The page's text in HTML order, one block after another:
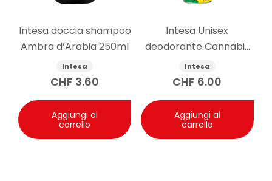
Intesa doccia shampoo
Ambra d’Arabia 250ml
Intesa
CHF 3.60
Aggiungi al
carrello
Intesa Unisex
deodorante Cannabis
125ml
Intesa
CHF 6.00
Aggiungi al
carrello